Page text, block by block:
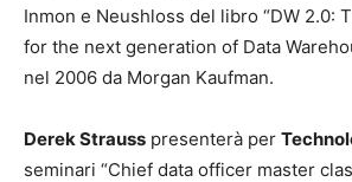
Inmon e Neushloss del libro “DW 2.0:
for the next generation of Data
nel 2006 da Morgan Kaufman.
Derek Strauss presenterà per
seminari “Chief data officer master